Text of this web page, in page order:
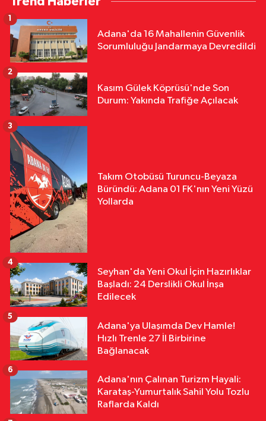
Adana'da 16 Mahallenin Güvenlik
Sorumluluğu Jandarmaya Devredildi
1
Kasım Gülek Köprüsü'nde Son
Durum: Yakında Trafiğe Açılacak
2
Takım Otobüsü Turuncu-Beyaza
Büründü: Adana 01 FK'nın Yeni Yüzü
Yollarda
3
Seyhan'da Yeni Okul İçin Hazırlıklar
Başladı: 24 Derslikli Okul İnşa
Edilecek
4
Adana'ya Ulaşımda Dev Hamle!
Hızlı Trenle 27 İl Birbirine
Bağlanacak
5
Adana'nın Çalınan Turizm Hayali:
Karataş-Yumurtalık Sahil Yolu Tozlu
Raflarda Kaldı
6